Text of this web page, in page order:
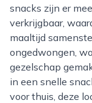
snacks zijn er
verkrijgbaar,
maaltijd
ongedwongen,
gezelschap
in een snelle
voor thuis, deze